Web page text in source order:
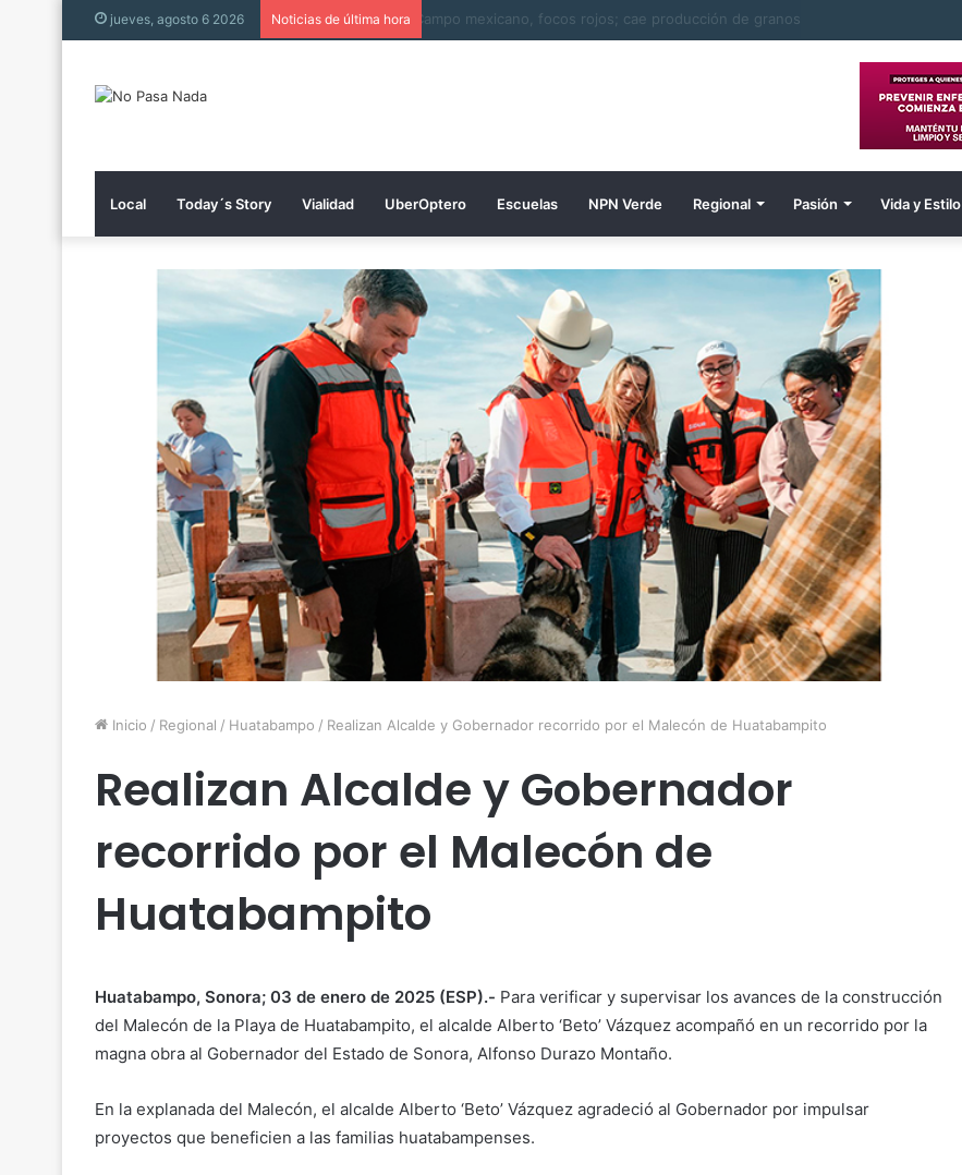
jueves, agosto 6 2026 Noticias de última hora Collin Wiles es el tercer extranjero confirmado por la tribu
Local Today´s Story Vialidad UberOptero Escuelas NPN Verde Regional Pasión Vida y Estilo
Inicio / Regional / Huatabampo / Realizan Alcalde y Gobernador recorrido por el Malecón de Huatabampito
Realizan Alcalde y Gobernador
recorrido por el Malecón de
Huatabampito
Huatabampo, Sonora; 03 de enero de 2025 (ESP).- Para verificar y supervisar los avances de la construcción
del Malecón de la Playa de Huatabampito, el alcalde Alberto ‘Beto’ Vázquez acompañó en un recorrido por la
magna obra al Gobernador del Estado de Sonora, Alfonso Durazo Montaño.
En la explanada del Malecón, el alcalde Alberto ‘Beto’ Vázquez agradeció al Gobernador por impulsar
proyectos que beneficien a las familias huatabampenses.